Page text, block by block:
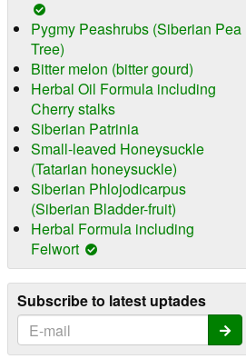
Pygmy Peashrubs (Siberian Pea
Tree)
Bitter melon (bitter gourd)
Herbal Oil Formula including
Cherry stalks
Siberian Patrinia
Small-leaved Honeysuckle
(Tatarian honeysuckle)
Siberian Phlojodicarpus
(Siberian Bladder-fruit)
Herbal Formula including
Felwort
Subscribe to latest uptades